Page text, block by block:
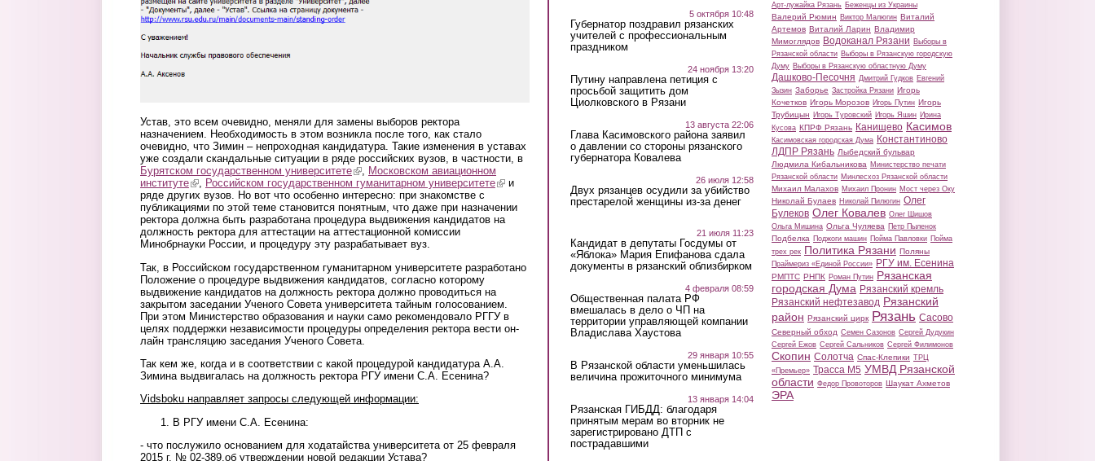
Устав, это всем очевидно, меняли для замены выборов ректора
назначением. Необходимость в этом возникла после того, как стало
очевидно, что Зимин – непроходная кандидатура. Такие изменения в уставах
уже создали скандальные ситуации в ряде российских вузов, в частности, в
Бурятском государственном университете(link is external)
, Московском авиационном
институте(link is external)
, Российском государственном гуманитарном университете(link is external)
и
ряде других вузов. Но вот что особенно интересно: при знакомстве с
публикациями по этой теме становится понятным, что даже при назначении
ректора должна быть разработана процедура выдвижения кандидатов на
должность ректора для аттестации на аттестационной комиссии
Минобрнауки России, и процедуру эту разрабатывает вуз.
Так, в Российском государственном гуманитарном университете разработано
Положение о процедуре выдвижения кандидатов, согласно которому
выдвижение кандидатов на должность ректора должно проводиться на
закрытом заседании Ученого Совета университета тайным голосованием.
При этом Министерство образования и науки само рекомендовало РГГУ в
целях поддержки независимости процедуры определения ректора вести он-
лайн трансляцию заседания Ученого Совета.
Так кем же, когда и в соответствии с какой процедурой кандидатура А.А.
Зимина выдвигалась на должность ректора РГУ имени С.А. Есенина?
Vidsboku направляет запросы следующей информации:
В РГУ имени С.А. Есенина:
- что послужило основанием для ходатайства университета от 25 февраля
2015 г. № 02-389.об утверждении новой редакции Устава?
5 октября 10:48
Губернатор поздравил рязанских
учителей с профессиональным
праздником
24 ноября 13:20
Путину направлена петиция с
просьбой защитить дом
Циолковского в Рязани
13 августа 22:06
Глава Касимовского района заявил
о давлении со стороны рязанского
губернатора Ковалева
26 июля 12:58
Двух рязанцев осудили за убийство
престарелой женщины из-за денег
21 июля 11:23
Кандидат в депутаты Госдумы от
«Яблока» Мария Епифанова сдала
документы в рязанский облизбирком
4 февраля 08:59
Общественная палата РФ
вмешалась в дело о ЧП на
территории управляющей компании
Владислава Хаустова
29 января 10:55
В Рязанской области уменьшилась
величина прожиточного минимума
13 января 14:04
Рязанская ГИБДД: благодаря
принятым мерам во вторник не
зарегистрировано ДТП с
пострадавшими
Арт-лужайка Рязань Беженцы из Украины
Валерий Рюмин Виктор Малюгин Виталий
Артемов Виталий Ларин Владимир
Мимоглядов Водоканал Рязани Выборы в
Рязанской области Выборы в Рязанскую городскую
Думу Выборы в Рязанскую областную Думу
Дашково-Песочня Дмитрий Гудков Евгений
Зызин Заборье Застройка Рязани Игорь
Кочетков Игорь Морозов Игорь Путин Игорь
Трубицын Игорь Туровский Игорь Яшин Ирина
Кусова КПРФ Рязань Канищево Касимов
Касимовская городская Дума Константиново
ЛДПР Рязань Лыбедский бульвар
Людмила Кибальникова Министерство печати
Рязанской области Минлесхоз Рязанской области
Михаил Малахов Михаил Пронин Мост через Оку
Николай Булаев Николай Пилюгин Олег
Булеков Олег Ковалев Олег Шишов
Ольга Мишина Ольга Чуляева Петр Пыленок
Подбелка Поджоги машин Пойма Павловки Пойма
трех рек Политика Рязани Поляны
Праймериз «Единой России» РГУ им. Есенина
РМПТС РНПК Роман Путин Рязанская
городская Дума Рязанский кремль
Рязанский нефтезавод Рязанский
район Рязанский цирк Рязань Сасово
Северный обход Семен Сазонов Сергей Дудукин
Сергей Ежов Сергей Сальников Сергей Филимонов
Скопин Солотча Спас-Клепики ТРЦ
«Премьер» Трасса М5 УМВД Рязанской
области Федор Провоторов Шаукат Ахметов
ЭРА